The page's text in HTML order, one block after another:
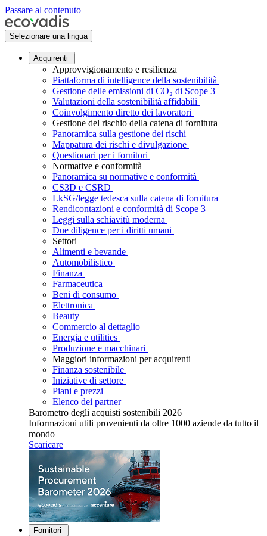
Passare al contenuto
Selezionare una lingua
Acquirenti
Approvvigionamento e resilienza
Piattaforma di intelligence della sostenibilità
Gestione delle emissioni di CO₂ di Scope 3
Valutazioni della sostenibilità affidabili
Coinvolgimento diretto dei lavoratori
Gestione del rischio della catena di fornitura
Panoramica sulla gestione dei rischi
Mappatura dei rischi e divulgazione
Questionari per i fornitori
Normative e conformità
Panoramica su normative e conformità
CS3D e CSRD
LkSG/legge tedesca sulla catena di fornitura
Rendicontazioni e conformità di Scope 3
Leggi sulla schiavitù moderna
Due diligence per i diritti umani
Settori
Alimenti e bevande
Automobilistico
Finanza
Farmaceutica
Beni di consumo
Elettronica
Beauty
Commercio al dettaglio
Energia e utilities
Produzione e macchinari
Maggiori informazioni per acquirenti
Finanza sostenibile
Iniziative di settore
Piani e prezzi
Elenco dei partner
Barometro degli acquisti sostenibili 2026
Informazioni utili provenienti da oltre 1000 aziende da tutto il
mondo
Scaricare
Fornitori